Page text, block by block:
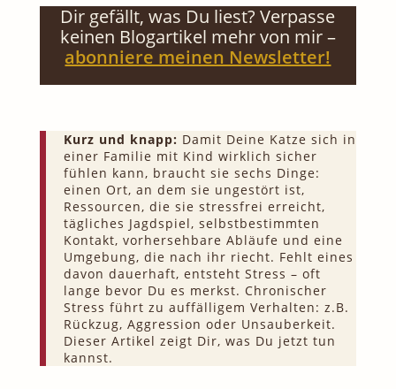
Dir gefällt, was Du liest? Verpasse
keinen Blogartikel mehr von mir –
abonniere meinen Newsletter!
Kurz und knapp: Damit Deine Katze sich in
einer Familie mit Kind wirklich sicher
fühlen kann, braucht sie sechs Dinge:
einen Ort, an dem sie ungestört ist,
Ressourcen, die sie stressfrei erreicht,
tägliches Jagdspiel, selbstbestimmten
Kontakt, vorhersehbare Abläufe und eine
Umgebung, die nach ihr riecht. Fehlt eines
davon dauerhaft, entsteht Stress – oft
lange bevor Du es merkst. Chronischer
Stress führt zu auffälligem Verhalten: z.B.
Rückzug, Aggression oder Unsauberkeit.
Dieser Artikel zeigt Dir, was Du jetzt tun
kannst.